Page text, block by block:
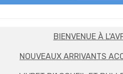
BIENVENUE À
NOUVEAUX ARRIVANTS